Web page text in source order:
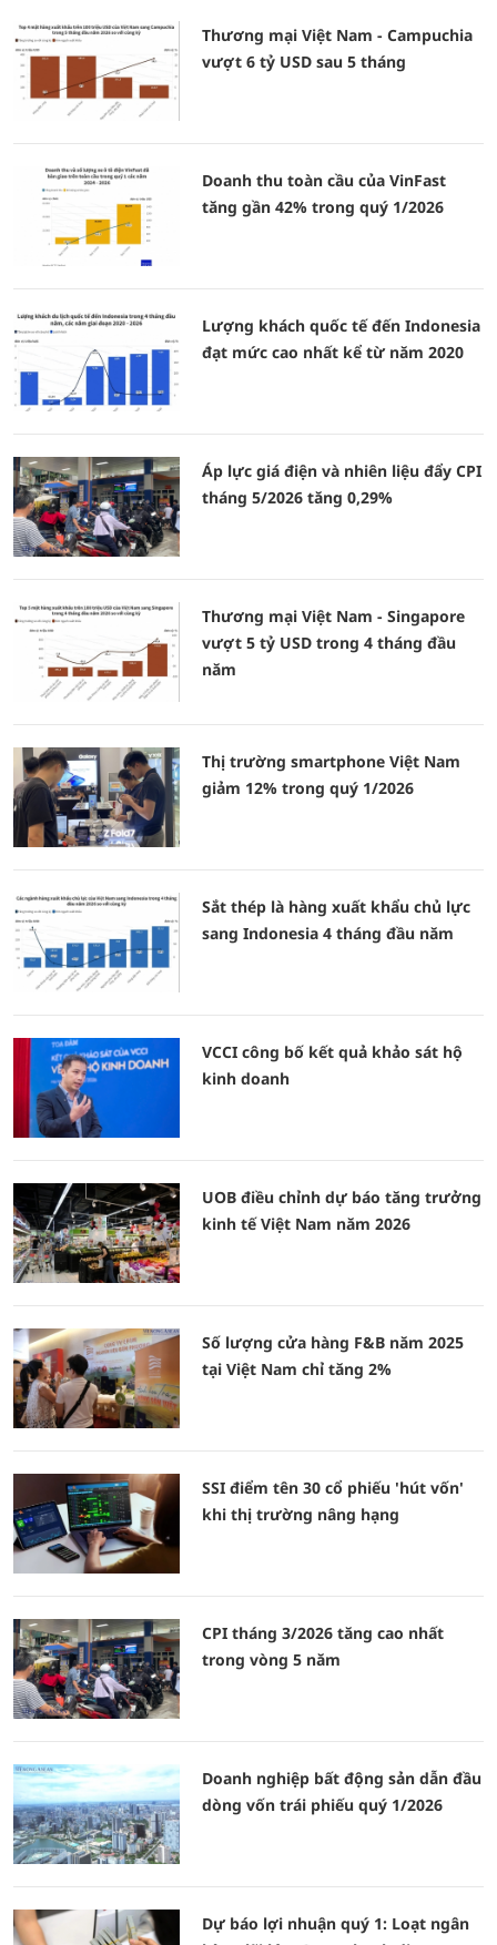
Thương mại Việt Nam - Campuchia
vượt 6 tỷ USD sau 5 tháng
Doanh thu toàn cầu của VinFast
tăng gần 42% trong quý 1/2026
Lượng khách quốc tế đến Indonesia
đạt mức cao nhất kể từ năm 2020
Áp lực giá điện và nhiên liệu đẩy CPI
tháng 5/2026 tăng 0,29%
Thương mại Việt Nam - Singapore
vượt 5 tỷ USD trong 4 tháng đầu
năm
Thị trường smartphone Việt Nam
giảm 12% trong quý 1/2026
Sắt thép là hàng xuất khẩu chủ lực
sang Indonesia 4 tháng đầu năm
VCCI công bố kết quả khảo sát hộ
kinh doanh
UOB điều chỉnh dự báo tăng trưởng
kinh tế Việt Nam năm 2026
Số lượng cửa hàng F&B năm 2025
tại Việt Nam chỉ tăng 2%
SSI điểm tên 30 cổ phiếu 'hút vốn'
khi thị trường nâng hạng
CPI tháng 3/2026 tăng cao nhất
trong vòng 5 năm
Doanh nghiệp bất động sản dẫn đầu
dòng vốn trái phiếu quý 1/2026
Dự báo lợi nhuận quý 1: Loạt ngân